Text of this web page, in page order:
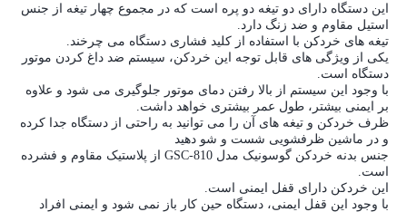
این دستگاه دارای دو تیغه دو پره است که در مجموع چهار تیغه از جنس
استیل مقاوم و ضد زنگ دارد.
تیغه های خردکن با استفاده از کلید فشاری دستگاه می چرخند.
یکی از ویژگی های قابل توجه این خردکن، سیستم ضد داغ کردن موتور
دستگاه است.
با وجود این سیستم از بالا رفتن دمای موتور جلوگیری می شود و علاوه
بر ایمنی بیشتر، طول عمر بیشتری خواهد داشت.
ظرف خردکن و تیغه های آن را می توانید به راحتی از دستگاه جدا کرده
و در ماشین ظرفشویی شست و شو دهید
جنس بدنه خردکن گوسونیک مدل GSC-810 از پلاستیک مقاوم و فشرده
است.
این خردکن دارای قفل ایمنی است.
با وجود این قفل ایمنی، دستگاه حین کار باز نمی شود و ایمنی افراد